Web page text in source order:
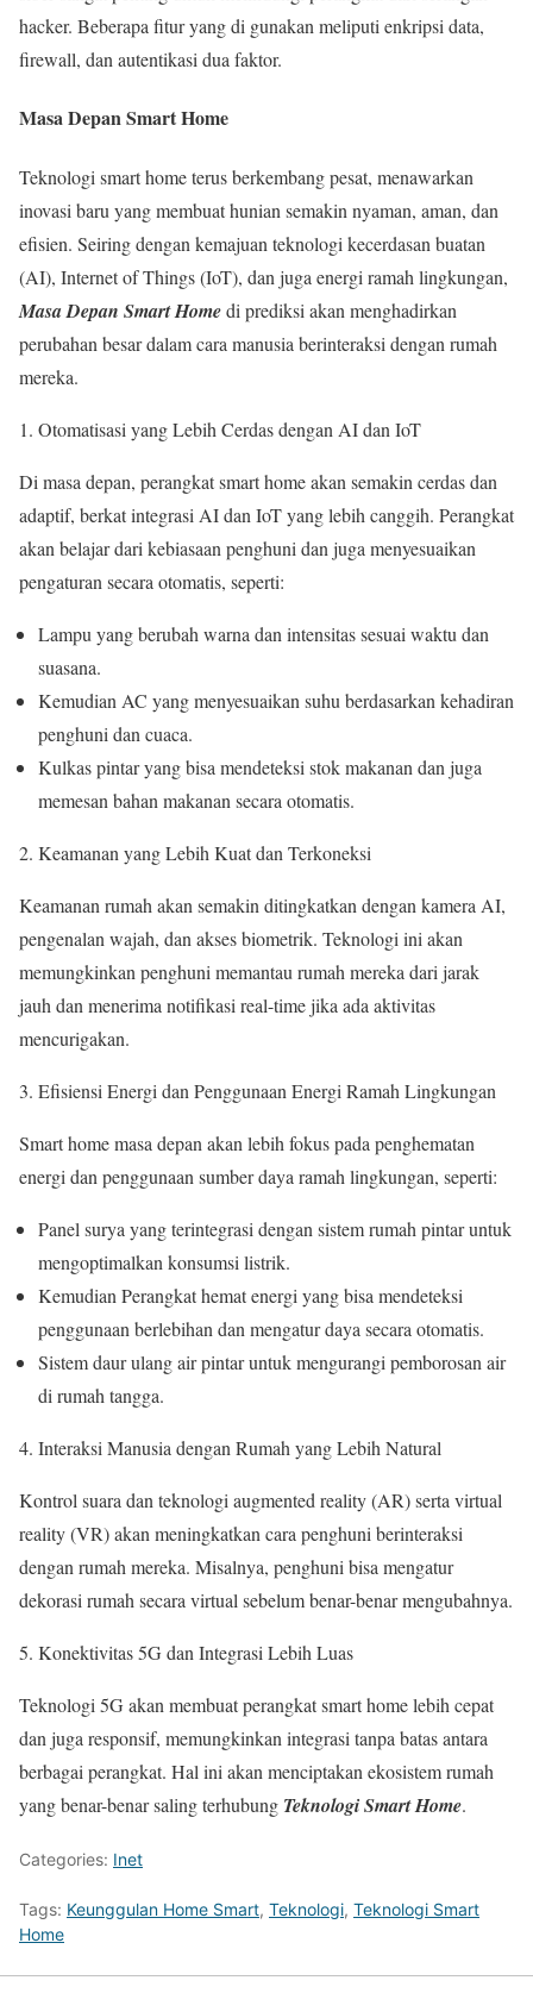
hacker. Beberapa fitur yang di gunakan meliputi enkripsi data,
firewall, dan autentikasi dua faktor.
Masa Depan Smart Home
Teknologi smart home terus berkembang pesat, menawarkan
inovasi baru yang membuat hunian semakin nyaman, aman, dan
efisien. Seiring dengan kemajuan teknologi kecerdasan buatan
(AI), Internet of Things (IoT), dan juga energi ramah lingkungan,
Masa Depan Smart Homedi prediksi akan menghadirkan
perubahan besar dalam cara manusia berinteraksi dengan rumah
mereka.
Otomatisasi yang Lebih Cerdas dengan AI dan IoT
Di masa depan, perangkat smart home akan semakin cerdas dan
adaptif, berkat integrasi AI dan IoT yang lebih canggih. Perangkat
akan belajar dari kebiasaan penghuni dan juga menyesuaikan
pengaturan secara otomatis, seperti:
Lampu yang berubah warna dan intensitas sesuai waktu dan
suasana.
Kemudian AC yang menyesuaikan suhu berdasarkan kehadiran
penghuni dan cuaca.
Kulkas pintar yang bisa mendeteksi stok makanan dan juga
memesan bahan makanan secara otomatis.
Keamanan yang Lebih Kuat dan Terkoneksi
Keamanan rumah akan semakin ditingkatkan dengan kamera AI,
pengenalan wajah, dan akses biometrik. Teknologi ini akan
memungkinkan penghuni memantau rumah mereka dari jarak
jauh dan menerima notifikasi real-time jika ada aktivitas
mencurigakan.
Efisiensi Energi dan Penggunaan Energi Ramah Lingkungan
Smart home masa depan akan lebih fokus pada penghematan
energi dan penggunaan sumber daya ramah lingkungan, seperti:
Panel surya yang terintegrasi dengan sistem rumah pintar untuk
mengoptimalkan konsumsi listrik.
Kemudian Perangkat hemat energi yang bisa mendeteksi
penggunaan berlebihan dan mengatur daya secara otomatis.
Sistem daur ulang air pintar untuk mengurangi pemborosan air
di rumah tangga.
Interaksi Manusia dengan Rumah yang Lebih Natural
Kontrol suara dan teknologi augmented reality (AR) serta virtual
reality (VR) akan meningkatkan cara penghuni berinteraksi
dengan rumah mereka. Misalnya, penghuni bisa mengatur
dekorasi rumah secara virtual sebelum benar-benar mengubahnya.
Konektivitas 5G dan Integrasi Lebih Luas
Teknologi 5G akan membuat perangkat smart home lebih cepat
dan juga responsif, memungkinkan integrasi tanpa batas antara
berbagai perangkat. Hal ini akan menciptakan ekosistem rumah
yang benar-benar saling terhubung Teknologi Smart Home.
Categories: Inet
Tags: Keunggulan Home Smart, Teknologi, Teknologi Smart
Home